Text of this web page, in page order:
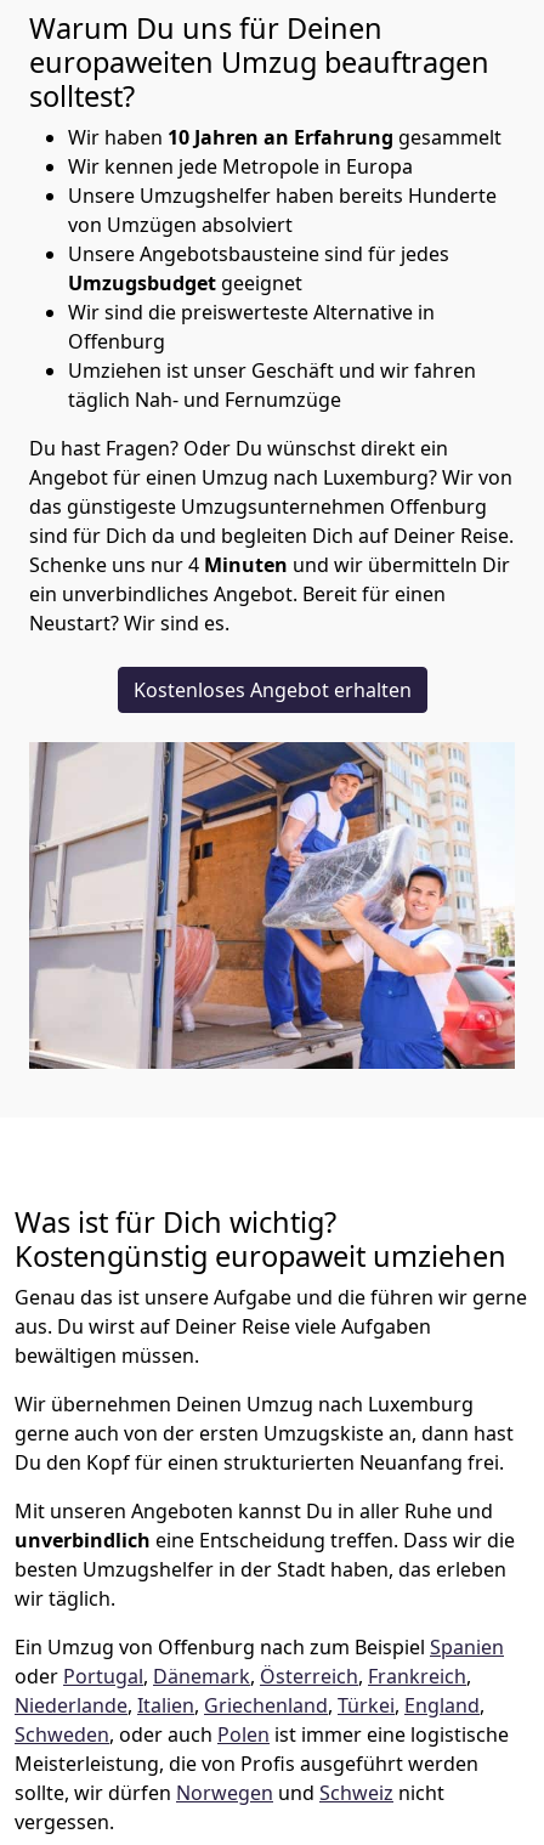
Warum Du uns für Deinen
europaweiten Umzug beauftragen
solltest?
Wir haben 10 Jahren an Erfahrung gesammelt
Wir kennen jede Metropole in Europa
Unsere Umzugshelfer haben bereits Hunderte
von Umzügen absolviert
Unsere Angebotsbausteine sind für jedes
Umzugsbudgetgeeignet
Wir sind die preiswerteste Alternative in
Offenburg
Umziehen ist unser Geschäft und wir fahren
täglich Nah- und Fernumzüge
Du hast Fragen? Oder Du wünschst direkt ein
Angebot für einen Umzug nach Luxemburg? Wir von
das günstigeste Umzugsunternehmen Offenburg
sind für Dich da und begleiten Dich auf Deiner Reise.
Schenke uns nur4 Minuten und wir übermitteln Dir
ein unverbindliches Angebot. Bereit für einen
Neustart? Wir sind es.
Kostenloses Angebot erhalten
Was ist für Dich wichtig?
Kostengünstig europaweit umziehen
Genau das ist unsere Aufgabe und die führen wir gerne
aus. Du wirst auf Deiner Reise viele Aufgaben
bewältigen müssen.
Wir übernehmen Deinen Umzug nach Luxemburg
gerne auch von der ersten Umzugskiste an, dann hast
Du den Kopf für einen strukturierten Neuanfang frei.
Mit unseren Angeboten kannst Du in aller Ruhe und
unverbindlich eine Entscheidung treffen. Dass wir die
besten Umzugshelfer in der Stadt haben, das erleben
wir täglich.
Ein Umzug von Offenburg nach zum Beispiel Spanien
oder Portugal, Dänemark, Österreich, Frankreich,
Niederlande, Italien, Griechenland, Türkei, England,
Schweden, oder auch Polen ist immer eine logistische
Meisterleistung, die von Profis ausgeführt werden
sollte, wir dürfen Norwegen und Schweiz nicht
vergessen.